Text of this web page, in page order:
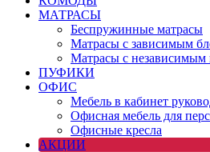
МАТРАСЫ
Беспружинные матрасы
Матрасы с зависимым
Матрасы с
ПУФИКИ
ОФИС
Мебель в кабинет
Офисная мебель для
Офисные кресла
АКЦИИ